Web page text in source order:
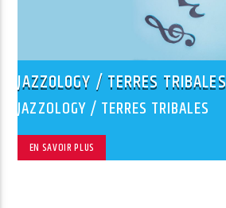
JAZZOLOGY / TERRES TRIBALES
JAZZOLOGY / TERRES TRIBALES
EN SAVOIR PLUS